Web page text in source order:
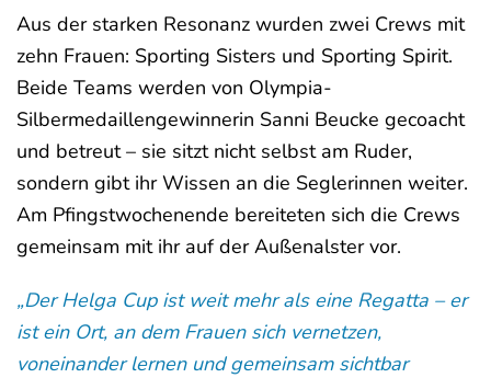
Aus der starken Resonanz wurden zwei Crews mit
zehn Frauen: Sporting Sisters und Sporting Spirit.
Beide Teams werden von Olympia-
Silbermedaillengewinnerin Sanni Beucke gecoacht
und betreut – sie sitzt nicht selbst am Ruder,
sondern gibt ihr Wissen an die Seglerinnen weiter.
Am Pfingstwochenende bereiteten sich die Crews
gemeinsam mit ihr auf der Außenalster vor.
„Der Helga Cup ist weit mehr als eine Regatta – er
ist ein Ort, an dem Frauen sich vernetzen,
voneinander lernen und gemeinsam sichtbar